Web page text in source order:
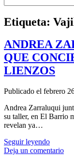
Etiqueta:
ANDREA
QUE
LIENZOS
Publicado el febrero
Andrea Zarraluqui
su taller, en El Barrio
revelan ya…
Seguir leyendo
Deja un comentario